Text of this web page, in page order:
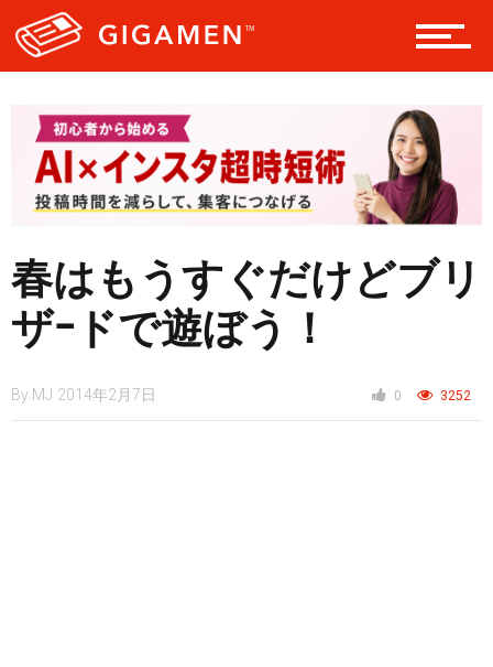
テック
レジャー
ヘルス・健康
春はもうすぐだけどブリ
ザｰドで遊ぼう！
By MJ 2014年2月7日 0 3252